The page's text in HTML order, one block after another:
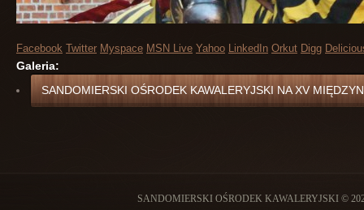
Facebook Twitter Myspace MSN Live Yahoo LinkedIn Orkut Digg
Galeria:
SANDOMIERSKI OŚRODEK KAWALERYJSKI NA XV
SANDOMIERSKI OŚRODEK KAWALERYJSKI ©